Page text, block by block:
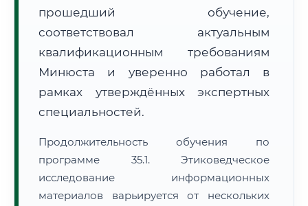
прошедший обучение,
соответствовал актуальным
квалификационным требованиям
Минюста и уверенно работал в
рамках утверждённых экспертных
специальностей.
Продолжительность обучения по
программе 35.1. Этиковедческое
исследование информационных
материалов варьируется от нескольких